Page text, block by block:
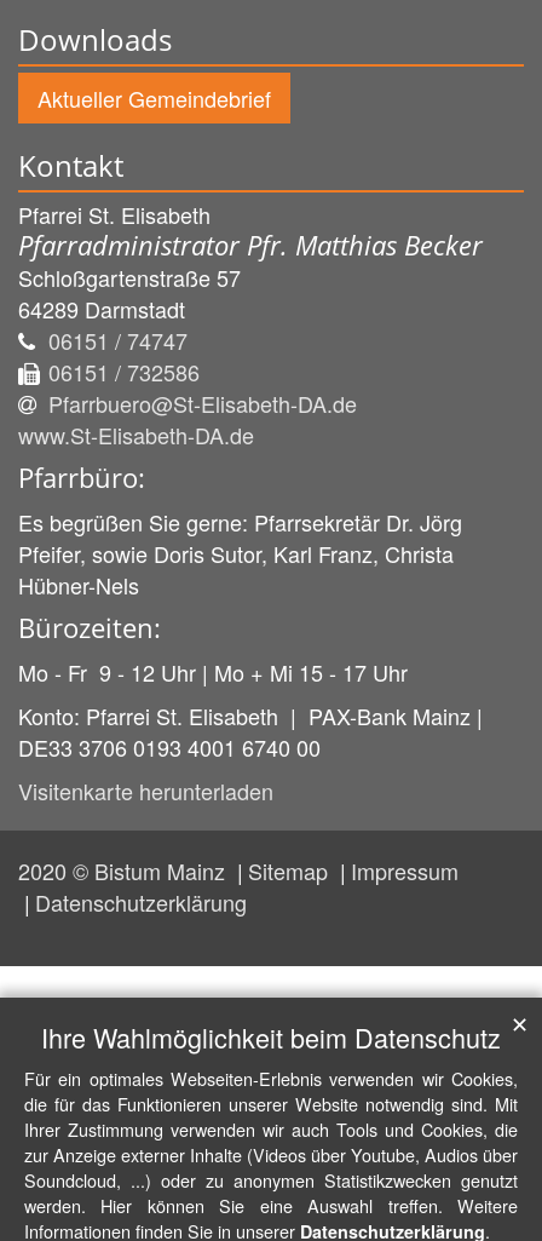
Downloads
Aktueller Gemeindebrief
Kontakt
Pfarrei St. Elisabeth
Pfarradministrator Pfr. Matthias Becker
Schloßgartenstraße 57
64289 Darmstadt
06151 / 74747
06151 / 732586
Pfarrbuero@St-Elisabeth-DA.de
www.St-Elisabeth-DA.de
Pfarrbüro:
Es begrüßen Sie gerne: Pfarrsekretär Dr. Jörg
Pfeifer, sowie Doris Sutor, Karl Franz, Christa
Hübner-Nels
Bürozeiten:
Mo - Fr 9 - 12 Uhr | Mo + Mi 15 - 17 Uhr
Konto: Pfarrei St. Elisabeth | PAX-Bank Mainz |
DE33 3706 0193 4001 6740 00
Visitenkarte herunterladen
2020 © Bistum Mainz Sitemap
Impressum
Datenschutzerklärung
Ihre Wahlmöglichkeit beim Datenschutz
Für ein optimales Webseiten-Erlebnis verwenden wir Cookies,
die für das Funktionieren unserer Website notwendig sind. Mit
Ihrer Zustimmung verwenden wir auch Tools und Cookies, die
zur Anzeige externer Inhalte (Videos über Youtube, Audios über
Soundcloud, ...) oder zu anonymen Statistikzwecken genutzt
werden. Hier können Sie eine Auswahl treffen. Weitere
Informationen finden Sie in unserer Datenschutzerklärung.
✕